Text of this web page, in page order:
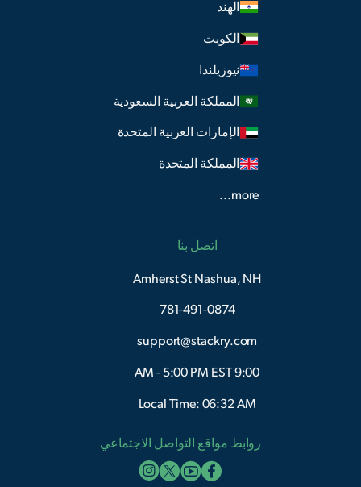
الهند
الكويت
نيوزيلندا
المملكة العربية السعودية
الإمارات العربية المتحدة
المملكة المتحدة
more...
اتصل بنا
Amherst St Nashua, NH
781-491-0874
support@stackry.com
9:00 AM - 5:00 PM EST
Local Time: 06:32 AM
روابط مواقع التواصل الاجتماعي